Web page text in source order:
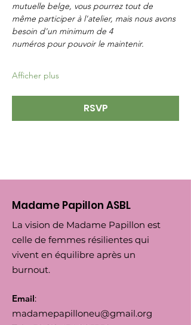
mutuelle belge, vous pourrez tout de
même participer à l'atelier, mais nous avons
besoin d'un minimum de 4
numéros pour pouvoir le maintenir.
Afficher plus
RSVP
Madame Papillon ASBL
La vision de Madame Papillon est
celle de femmes résilientes qui
vivent en équilibre après un
burnout.
Email:
madamepapilloneu@gmail.org